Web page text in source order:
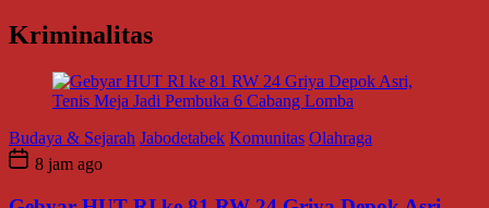
Kriminalitas
Budaya & Sejarah Jabodetabek Komunitas Olahraga
8 jam ago